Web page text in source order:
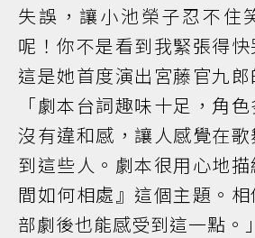
失誤，讓小池榮子忍不住
呢！你不是看到我緊張得快
這是她首度演出宮藤官九郎
「劇本台詞趣味十足，角
沒有違和感，讓人感覺在
到這些人。劇本很用心地
間如何相處』這個主題。
部劇後也能感受到這一點。」